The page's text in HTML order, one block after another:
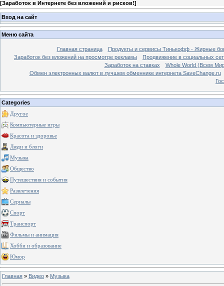
[Заработок в Интернете без вложений и рисков!]
Вход на сайт
Меню сайта
Главная страница
Продукты и сервисы Тинькофф - Жирные
Заработок без вложений на просмотре рекламы
Продвижение в социальных
Заработок на ставках
Whole World (Всем
Обмен электронных валют в лучшем обменнике интернета SaveChange.ru
Categories
Другое
Компьютерные игры
Красота и здоровье
Люди и блоги
Музыка
Общество
Путешествия и события
Развлечения
Сериалы
Спорт
Транспорт
Фильмы и анимация
Хобби и образование
Юмор
Главная » Видео » Музыка